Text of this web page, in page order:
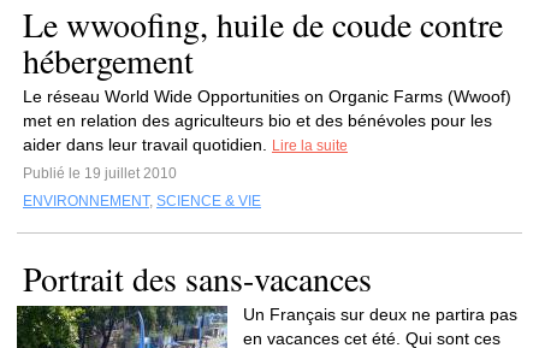
Le wwoofing, huile de coude contre
hébergement
Le réseau World Wide Opportunities on Organic Farms (Wwoof)
met en relation des agriculteurs bio et des bénévoles pour les
aider dans leur travail quotidien.
Lire la suite
Publié le 19 juillet 2010
ENVIRONNEMENT, SCIENCE & VIE
Portrait des sans-vacances
Un Français sur deux ne partira pas
en vacances cet été. Qui sont ces